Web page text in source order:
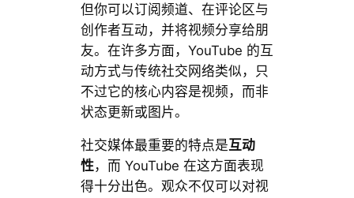
但你可以订阅频道、在评论区与
创作者互动，并将视频分享给朋
友。在许多方面，YouTube 的互
动方式与传统社交网络类似，只
不过它的核心内容是视频，而非
状态更新或图片。
社交媒体最重要的特点是互动
性，而 YouTube 在这方面表现
得十分出色。观众不仅可以对视